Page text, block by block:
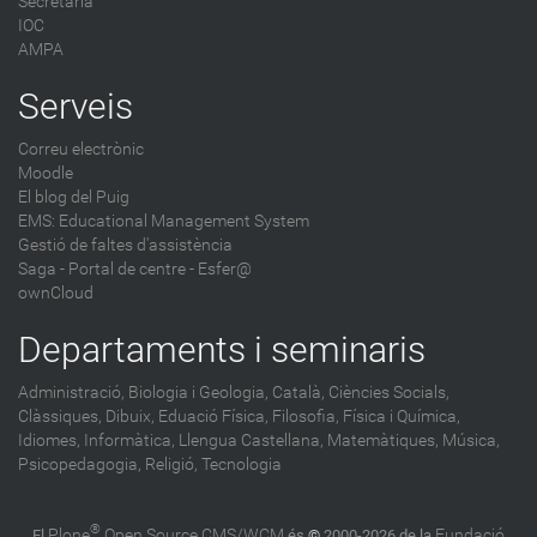
IOC
AMPA
Serveis
Correu electrònic
Moodle
El blog del Puig
EMS: Educational Management System
Gestió de faltes d'assistència
Saga - Portal de centre - Esfer@
ownCloud
Departaments i seminaris
Administració, Biologia i Geologia, Català, Ciències Socials,
Clàssiques, Dibuix, Eduació Física, Filosofia, Física i Química,
Idiomes, Informàtica, Llengua Castellana, Matemàtiques, Música,
Psicopedagogia, Religió, Tecnologia
®